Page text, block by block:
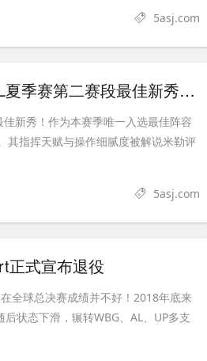
5asj.com
新生代闪耀！WBG辅助Erha斩获LPL夏季赛第二赛段最佳新秀荣誉
新秀！作为本赛季唯一入选最佳阵容
其指挥天赋与操作细腻度被解说米勒评
5asj.com
正式宣布退役
全球总决赛成绩并不好！2018年底来
状态下滑，辗转WBG、AL、UP多支